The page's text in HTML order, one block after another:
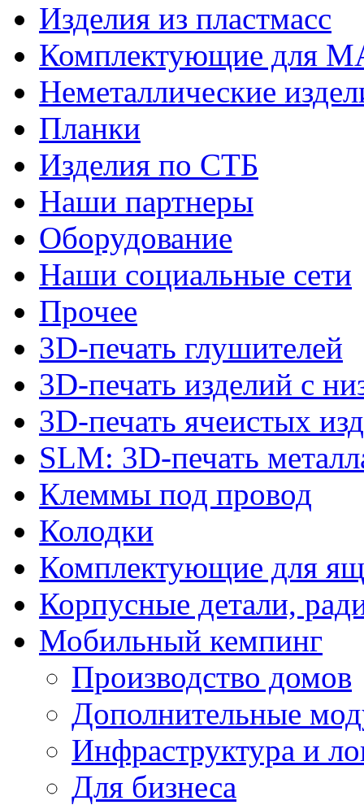
Изделия из пластмасс
Комплектующие для
Неметаллические
Планки
Изделия по СТБ
Наши партнеры
Оборудование
Наши социальные сети
Прочее
3D-печать глушителей
3D-печать изделий с
3D-печать ячеистых
SLM: 3D-печать
Клеммы под провод
Колодки
Комплектующие для
Корпусные детали,
Мобильный кемпинг
Производство домов
Дополнительные
Инфраструктура и
Для бизнеса